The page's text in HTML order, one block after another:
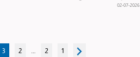
للبنات»،...
02-07-2026
1
2
2
3